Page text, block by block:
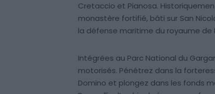
Cretaccio et Pianosa.
monastère fortifié, bâti sur San
la défense maritime du royaume de
Intégrées au Parc National du
motorisés. Pénétrez dans la
Domino et plongez dans les fonds